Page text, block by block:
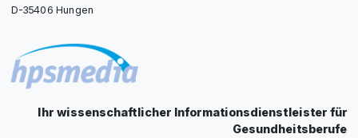
D-35406 Hungen
Ihr wissenschaftlicher Informationsdienstleister für
Gesundheitsberufe